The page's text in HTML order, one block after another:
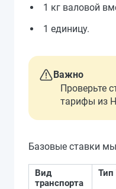
1 кг валовой
1 единицу.
Важно
Проверьте
тарифы из
Базовые ставки
Вид
транспорта
Тип